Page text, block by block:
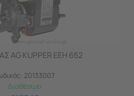
AG KUPPER EEH 652
20133007
Διαθέσιμο